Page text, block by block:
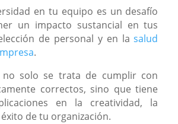
en tu equipo es un desafío
un impacto sustancial en tus
de personal y en lasalud
.
no solo se trata de cumplir con
correctos, sino que tiene
en la creatividad, la
de tu organización.